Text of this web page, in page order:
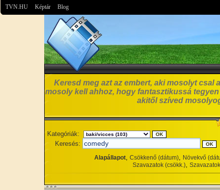
TVN.HU Képtár Blog
Keresd meg azt az embert, aki mosolyt csal
mosoly kell ahhoz, hogy fantasztikussá
akitől szíved
Kategóriák:
Keresés:
Alapállapot, Csökkenő (dátum), Növekvő
Szavazatok (csökk.),